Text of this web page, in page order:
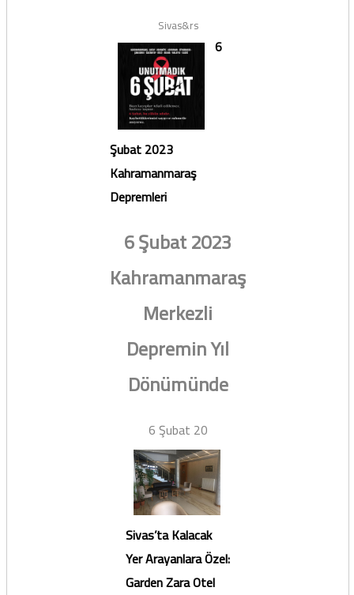
Sivas&rs
6
Şubat 2023
Kahramanmaraş
Depremleri
6 Şubat 2023
Kahramanmaraş
Merkezli
Depremin Yıl
Dönümünde
6 Şubat 20
Sivas’ta Kalacak
Yer Arayanlara Özel:
Garden Zara Otel